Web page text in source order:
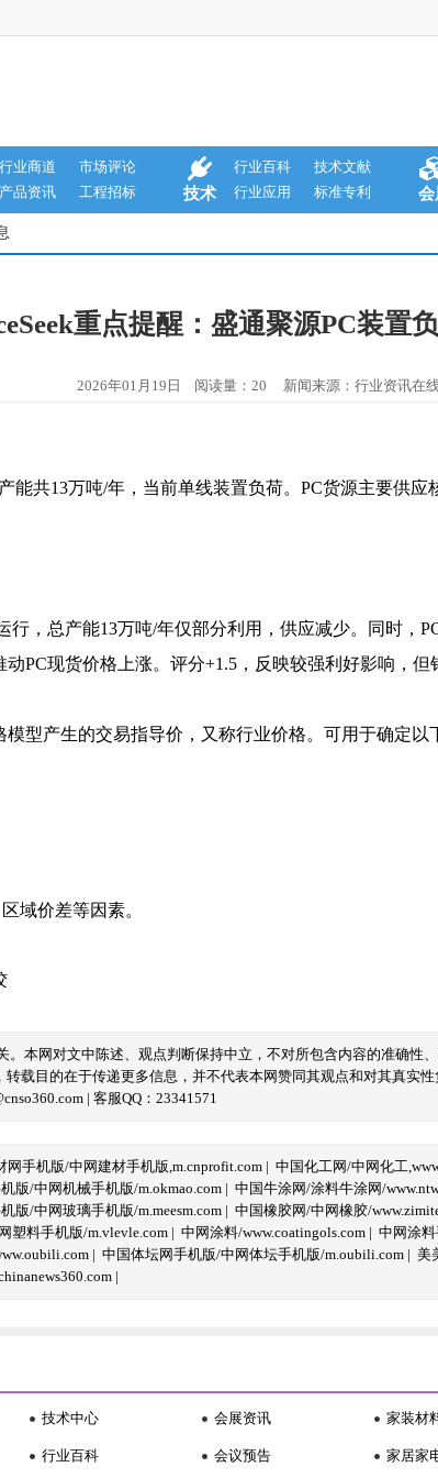
行业商道
市场评论
产品资讯
工程招标 技术
行业百科
技术文献
行业应用
标准专利 会
重点提醒：盛通聚源PC装置
2026年01月19日 阅读量：20 新闻来源：行业资讯在
共13万吨/年，当前单线装置负荷。PC货源主要供应
行，总产能13万吨/年仅部分利用，供应减少。同时，
PC现货价格上涨。评分+1.5，反映较强利好影响，但
型产生的交易指导价，又称行业价格。可用于确定以
域价差等因素。
。本网对文中陈述、观点判断保持中立，不对所包含内容的准确
载目的在于传递更多信息，并不代表本网赞同其观点和对其真实
| 客服QQ：23341571
网手机版/中网建材手机版,m.cnprofit.com | 中国化工网/中网化工
版/中网机械手机版/m.okmao.com | 中国牛涂网/涂料牛涂网/
版/中网玻璃手机版/m.meesm.com | 中国橡胶网/中网橡胶/
塑料手机版/m.vlevle.com | 中网涂料/www.coatingols.com | 中网涂
| 中国体坛网手机版/中网体坛手机版/m.oubili.com | 美
|
技术中心
行业百科
会展资讯
会议预告
家装材
家居家